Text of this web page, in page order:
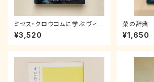
ミセス・クロウコムに学ぶ ヴィク
トリア朝クッキング〜男爵家料
理人のレシピ帳
¥3,520
菜の辞典
¥1,650